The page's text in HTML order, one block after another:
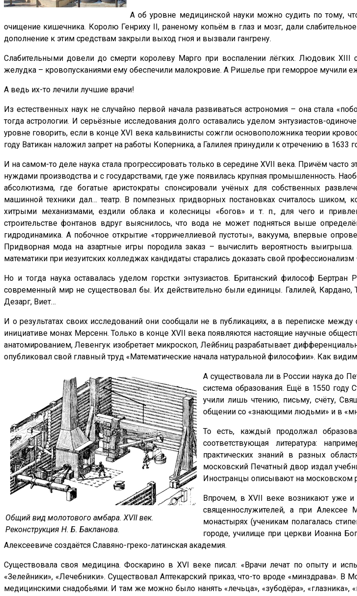
А об уровне медицинской науки можно судить по тому,
очищение кишечника. Королю Генриху II, раненому копьём в глаз и мозг, дали
дополнение к этим средствам закрыли выход гноя и вызвали гангрену.
Слабительными довели до смерти королеву Марго при воспалении лёгких. Людовик XIII с
желудка – кровопусканиями ему обеспечили малокровие. А Ришелье при геморрое мучили
А ведь их-то лечили лучшие врачи!
Из естественных наук не случайно первой начала развиваться астрономия – она стала
тогда астрологии. И серьёзные исследования долго оставались уделом энтузиастов-
уровне говорить, если в конце XVI века кальвинисты сожгли основоположника теории
году Ватикан наложил запрет на работы Коперника, а Галилея принудили к отречению в 1633
И на самом-то деле наука стала прогрессировать только в середине XVII века. Причём часто
нуждами производства и с государствами, где уже появилась крупная промышленность.
абсолютизма, где богатые аристократы спонсировали учёных для собственных
машинной техники дал… театр. В помпезных придворных постановках считалось шиком,
хитрыми механизмами, ездили облака и колесницы «богов» и т. п., для чего и
строительстве фонтанов вдруг выяснилось, что вода не может подняться выше
гидродинамика. А побочное открытие «торричеллиевой пустоты», вакуума, впервые
Придворная мода на азартные игры породила заказ – вычислить вероятность
математики при иезуитских колледжах кандидаты старались доказать свой
Но и тогда наука оставалась уделом горстки энтузиастов. Британский философ
современный мир не существовал бы. Их действительно были единицы. Галилей, Кардано,
Дезарг, Виет…
И о результатах своих исследований они сообщали не в публикациях, а в переписке
инициативе монах Мерсенн. Только в конце XVII века появляются настоящие научные
анатомированием, Левенгук изобретает микроскоп, Лейбниц разрабатывает
опубликовал свой главный труд «Математические начала натуральной философии». Как
Общий вид молотового амбара. XVII век.
Реконструкция Н. Б. Бакланова.
А существовала ли в России наука до
система образования. Ещё в 1550 году
учили лишь чтению, письму, счёту,
общении со «знающими людьми» и в
То есть, каждый продолжал
соответствующая литература:
практических знаний в разных
московский Печатный двор издал
Иностранцы описывают на московском
Впрочем, в XVII веке возникают уже
священнослужителей, а при
монастырях (ученикам полагалась
городе, училище при церкви Иоанна
Алексеевиче создаётся Славяно-греко-латинская академия.
Существовала своя медицина. Фоскарино в XVI веке писал: «Врачи лечат по опыту и
«Зелейники», «Лечебники». Существовал Аптекарский приказ, что-то вроде «минздрава».
медицинскими снадобьями. И там же можно было нанять «лечьца», «зубодёра», «глазника»,